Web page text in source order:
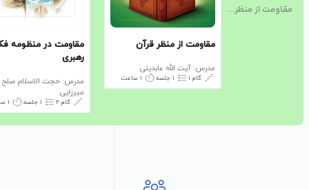
مقاومت از منظر...
مقاومت از منظر قرآن
مدرس: آیت الله عابدینی
گام ۱ ۱ جلسه ۱ ساعت
مقاومت در منظومه
رهبری
مدرس: حجت الاسلام صلح
میرزایی
گام ۲ ۱ جلسه ۱ ساعت